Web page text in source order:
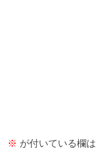
※ が付いている欄は